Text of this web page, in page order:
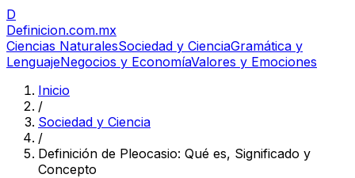
D
Definicion.com.mx
Ciencias NaturalesSociedad y CienciaGramática y
LenguajeNegocios y EconomíaValores y Emociones
Inicio
/
Sociedad y Ciencia
/
Definición de Pleocasio: Qué es, Significado y
Concepto